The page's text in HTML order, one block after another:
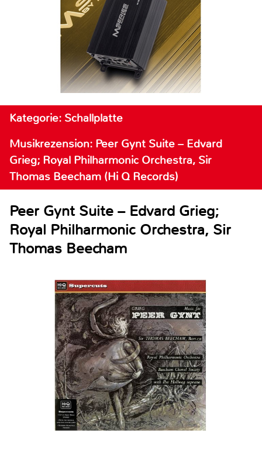
Kategorie: Schallplatte
Musikrezension: Peer Gynt Suite – Edvard
Grieg; Royal Philharmonic Orchestra, Sir
Thomas Beecham (Hi Q Records)
Peer Gynt Suite – Edvard Grieg;
Royal Philharmonic Orchestra, Sir
Thomas Beecham